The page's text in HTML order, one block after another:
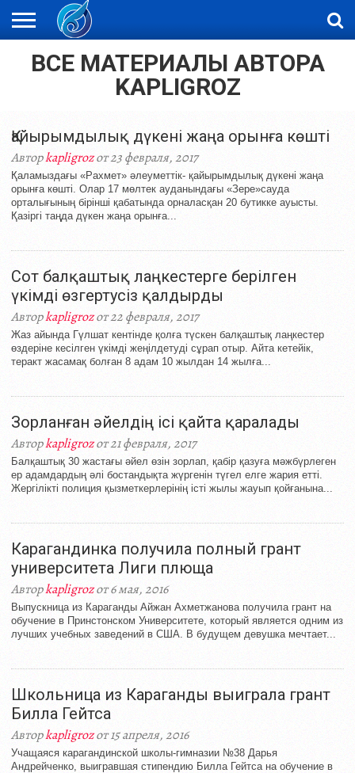
ЖАҢАЛЫҚТАР
НОВОСТИ
ВИДЕО
ФОТОРЕПОРТАЖИ
ОРКЕН
ВСЕ МАТЕРИАЛЫ АВТОРА
KAPLIGROZ
Қайырымдылық дүкені жаңа орынға көшті
Авторkapligrozот 23 февраля, 2017
Қаламыздағы «Рахмет» әлеуметтік- қайырымдылық дүкені жаңа
орынға көшті. Олар 17 мөлтек ауданындағы «Зере»сауда
орталығының бірінші қабатында орналасқан 20 бутикке ауысты.
Қазіргі таңда дүкен жаңа орынға...
Сот балқаштық лаңкестерге берілген
үкімді өзгертусіз қалдырды
Авторkapligrozот 22 февраля, 2017
Жаз айында Гүлшат кентінде қолға түскен балқаштық лаңкестер
өздеріне кесілген үкімді жеңілдетуді сұрап отыр. Айта кетейік,
теракт жасамақ болған 8 адам 10 жылдан 14 жылға...
Зорланған әйелдің ісі қайта қаралады
Авторkapligrozот 21 февраля, 2017
Балқаштық 30 жастағы әйел өзін зорлап, қабір қазуға мәжбүрлеген
ер адамдардың әлі бостандықта жүргенін түгел елге жария етті.
Жергілікті полиция қызметкерлерінің істі жылы жауып қойғанына...
Карагандинка получила полный грант
университета Лиги плюща
Авторkapligrozот 6 мая, 2016
Выпускница из Караганды Айжан Ахметжанова получила грант на
обучение в Принстонском Университете, который является одним из
лучших учебных заведений в США. В будущем девушка мечтает...
Школьница из Караганды выиграла грант
Билла Гейтса
Авторkapligrozот 15 апреля, 2016
Учащаяся карагандинской школы-гимназии №38 Дарья
Андрейченко, выигравшая стипендию Билла Гейтса на обучение в